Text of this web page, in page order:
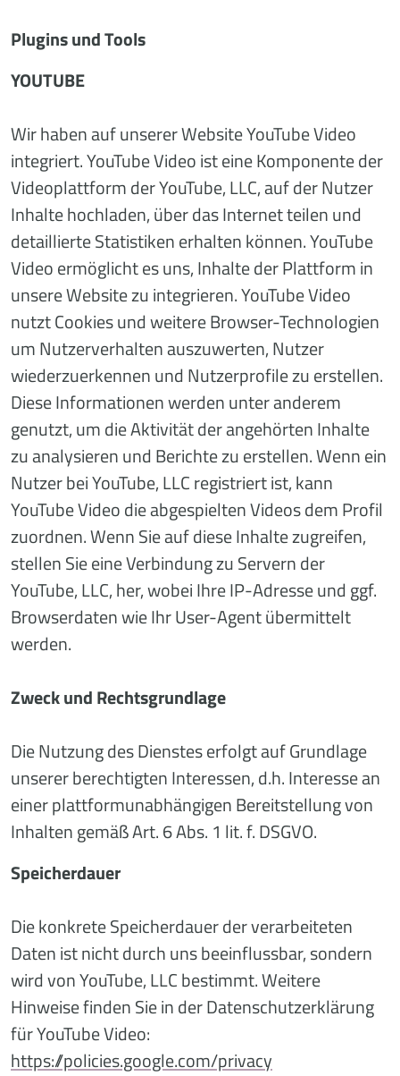
Plugins und Tools
YOUTUBE
Wir haben auf unserer Website YouTube Video
integriert. YouTube Video ist eine Komponente der
Videoplattform der YouTube, LLC, auf der Nutzer
Inhalte hochladen, über das Internet teilen und
detaillierte Statistiken erhalten können. YouTube
Video ermöglicht es uns, Inhalte der Plattform in
unsere Website zu integrieren. YouTube Video
nutzt Cookies und weitere Browser-Technologien
um Nutzerverhalten auszuwerten, Nutzer
wiederzuerkennen und Nutzerprofile zu erstellen.
Diese Informationen werden unter anderem
genutzt, um die Aktivität der angehörten Inhalte
zu analysieren und Berichte zu erstellen. Wenn ein
Nutzer bei YouTube, LLC registriert ist, kann
YouTube Video die abgespielten Videos dem Profil
zuordnen. Wenn Sie auf diese Inhalte zugreifen,
stellen Sie eine Verbindung zu Servern der
YouTube, LLC, her, wobei Ihre IP-Adresse und ggf.
Browserdaten wie Ihr User-Agent übermittelt
werden.
Zweck und Rechtsgrundlage
Die Nutzung des Dienstes erfolgt auf Grundlage
unserer berechtigten Interessen, d.h. Interesse an
einer plattformunabhängigen Bereitstellung von
Inhalten gemäß Art. 6 Abs. 1 lit. f. DSGVO.
Speicherdauer
Die konkrete Speicherdauer der verarbeiteten
Daten ist nicht durch uns beeinflussbar, sondern
wird von YouTube, LLC bestimmt. Weitere
Hinweise finden Sie in der Datenschutzerklärung
für YouTube Video:
https://policies.google.com/privacy